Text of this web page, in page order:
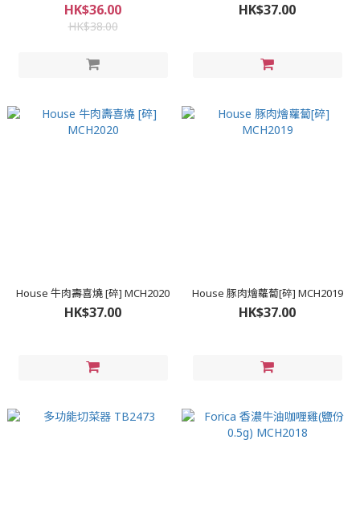
HK$36.00
HK$38.00
HK$37.00
House 牛肉壽喜燒 [碎] MCH2020
HK$37.00
House 豚肉燴蘿蔔[碎] MCH2019
HK$37.00